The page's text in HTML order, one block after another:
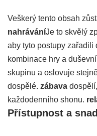
Veškerý tento obsah
nahráváníJe to skvělý
aby tyto postupy zařadili
kombinace hry a
skupinu a oslovuje
dospělé. zábava
každodenního shonu.
Přístupnost a